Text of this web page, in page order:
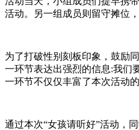
活动。另一组成员则留守摊位
为了打破性别刻板印象，鼓励
一环节表达出强烈的信息:我们
一环节不仅仅丰富了本次活动
通过本次“女孩请听好”活动，